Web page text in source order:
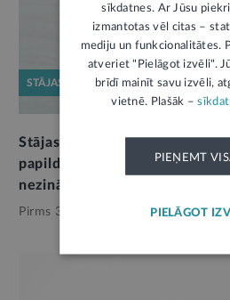
STĀJAS SPĒKĀ
Stājas spēkā grozījumi
papildu aizsardzība
nezinādami iegādājušies
Pirms 3 mēnešiem, Tieslietas
sīkdatnes. Ar Jūsu
izmantotas vēl citas –
mediju un funkcionalitātes.
atveriet "Pielāgot izvēli".
brīdī mainīt savu izvēli,
vietnē. Plašāk –
PIEŅEMT
PIELĀGOT